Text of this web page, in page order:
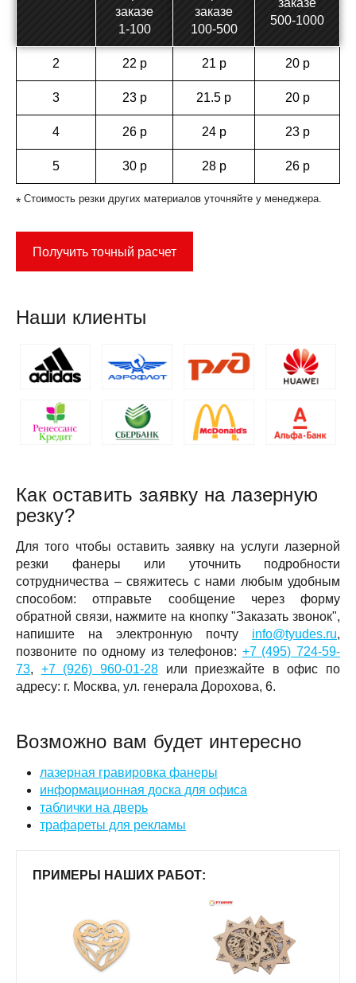
заказе
1-100
заказе
100-500
заказе
500-1000
2 22 р 21 р 20 р
3 23 р 21.5 р 20 р
4 26 р 24 р 23 р
5 30 р 28 р 26 р
* Стоимость резки других материалов уточняйте у менеджера.
Получить точный расчет
Наши клиенты
Как оставить заявку на лазерную
резку?
Для того чтобы оставить заявку на услуги лазерной
резки фанеры или уточнить подробности
сотрудничества – свяжитесь с нами любым удобным
способом: отправьте сообщение через форму
обратной связи, нажмите на кнопку "Заказать звонок",
напишите на электронную почту info@tyudes.ru,
позвоните по одному из телефонов: +7 (495) 724-59-
73, +7 (926) 960-01-28или приезжайте в офис по
адресу: г. Москва, ул. генерала Дорохова, 6.
Возможно вам будет интересно
лазерная гравировка фанеры
информационная доска для офиса
таблички на дверь
трафареты для рекламы
ПРИМЕРЫ НАШИХ РАБОТ: